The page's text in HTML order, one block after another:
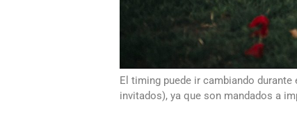
El timing puede ir cambiando
invitados), ya que son mandados a